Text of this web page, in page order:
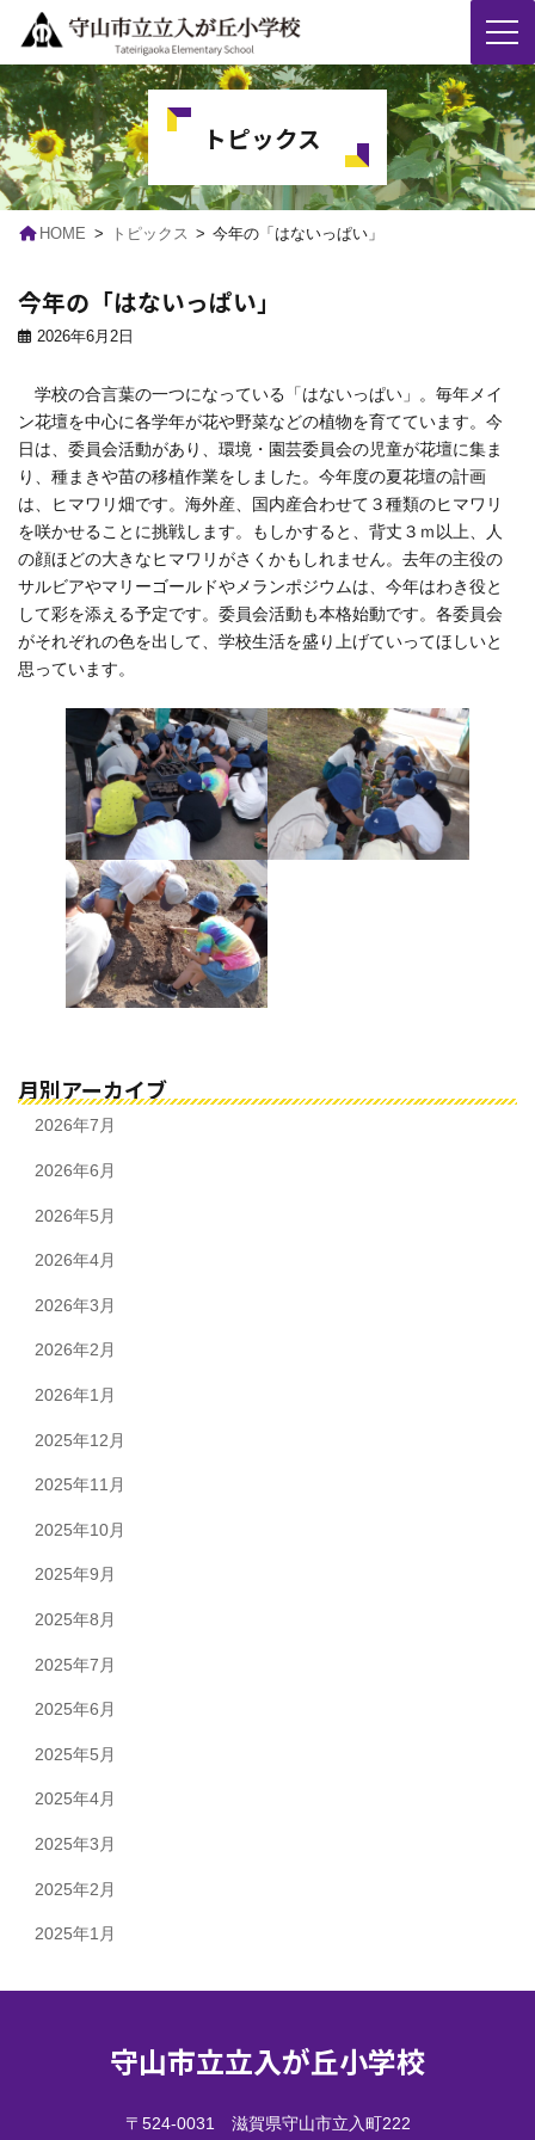
ン
テ
ン
ツ
へ
ス
ビ
ゲ
ー
シ
ョ
ン
トピックス
HOME トピックス 今年の「はないっぱい」
今年の「はないっぱい」
2026年6月2日
学校の合言葉の一つになっている「はないっぱい」。毎年メイ
ン花壇を中心に各学年が花や野菜などの植物を育てています。今
日は、委員会活動があり、環境・園芸委員会の児童が花壇に集ま
り、種まきや苗の移植作業をしました。今年度の夏花壇の計画
は、ヒマワリ畑です。海外産、国内産合わせて３種類のヒマワリ
を咲かせることに挑戦します。もしかすると、背丈３ｍ以上、人
の顔ほどの大きなヒマワリがさくかもしれません。去年の主役の
サルビアやマリーゴールドやメランポジウムは、今年はわき役と
して彩を添える予定です。委員会活動も本格始動です。各委員会
がそれぞれの色を出して、学校生活を盛り上げていってほしいと
思っています。
月別アーカイブ
2026年7月
2026年6月
2026年5月
2026年4月
2026年3月
2026年2月
2026年1月
2025年12月
2025年11月
2025年10月
2025年9月
2025年8月
2025年7月
2025年6月
2025年5月
2025年4月
2025年3月
2025年2月
2025年1月
守山市立立入が丘小学校
〒524-0031 滋賀県守山市立入町222